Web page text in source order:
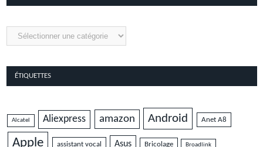
Catégories
ÉTIQUETTES
Alcatel Aliexpress amazon Android Anet A8
Apple assistant vocal Asus Bricolage Broadlink